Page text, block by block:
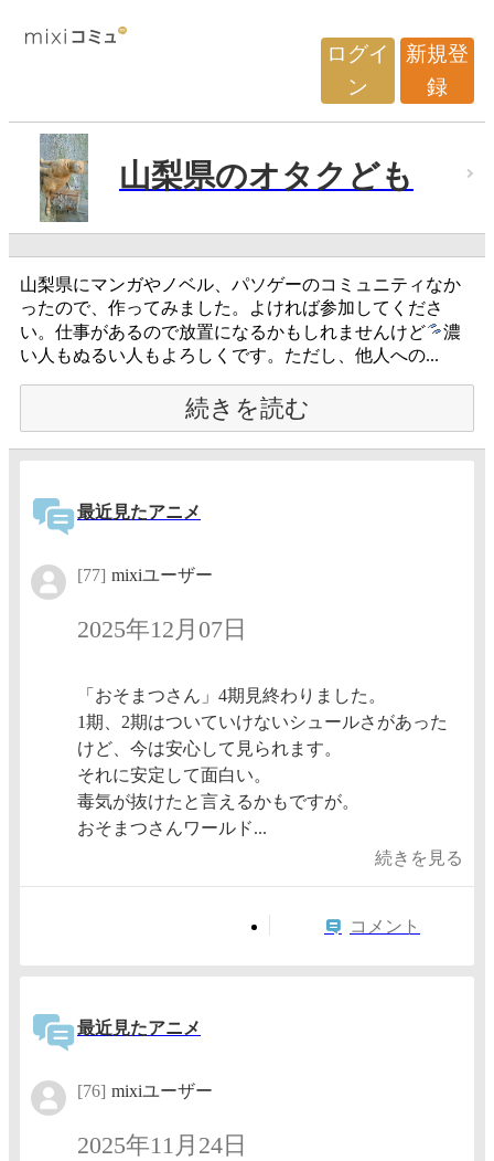
ログイ
ン
新規登
録
山梨県のオタクども
山梨県にマンガやノベル、パソゲーのコミュニティなか
ったので、作ってみました。よければ参加してくださ
い。仕事があるので放置になるかもしれませんけど
濃
い人もぬるい人もよろしくです。ただし、他人への...
続きを読む
最近見たアニメ
[77] mixiユーザー
2025年12月07日
「おそまつさん」4期見終わりました。
1期、2期はついていけないシュールさがあった
けど、今は安心して見られます。
それに安定して面白い。
毒気が抜けたと言えるかもですが。
おそまつさんワールド...
続きを見る
コメント
最近見たアニメ
[76] mixiユーザー
2025年11月24日